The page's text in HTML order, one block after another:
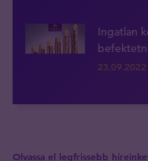
Ingatlan
23.09.2022
Olvassa el legfrissebb